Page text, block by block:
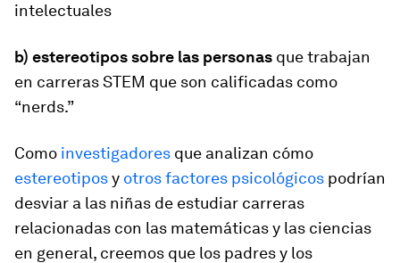
intelectuales
b) estereotipos sobre las personas que trabajan
en carreras STEM que son calificadas como
“nerds.”
Como investigadores que analizan cómo
estereotiposy otros factores psicológicos podrían
desviar a las niñas de estudiar carreras
relacionadas con las matemáticas y las ciencias
en general, creemos que los padres y los